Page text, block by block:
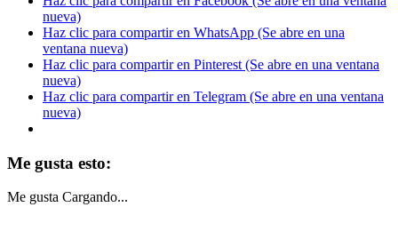
nueva)
Haz clic para compartir en WhatsApp (Se abre en una
ventana nueva)
Haz clic para compartir en Pinterest (Se abre en una ventana
nueva)
Haz clic para compartir en Telegram (Se abre en una ventana
nueva)
Me gusta esto:
Me gusta Cargando...